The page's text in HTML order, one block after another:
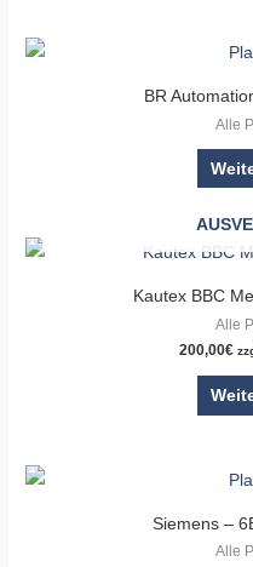
BR
Alle
Kautex BBC
Alle
200,00€
Siemens –
Alle